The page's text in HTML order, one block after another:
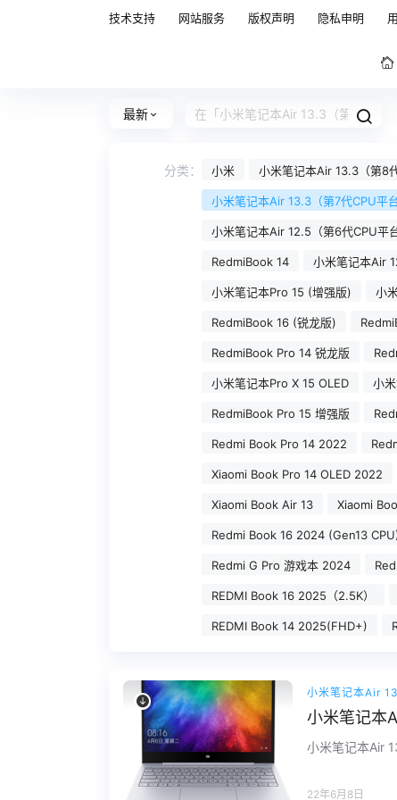
技术支持 网站服务 版权声明 隐私申明
最新
分类： 小米 小米笔记本Air 13.3（第8
小米笔记本Air 13.3（第7代CPU平
小米笔记本Air 12.5（第6代CPU平
RedmiBook 14 小米笔记本Air
小米笔记本Pro 15 (增强版) 小
RedmiBook 16 (锐龙版)
RedmiBook Pro 14 锐龙版
小米笔记本Pro X 15 OLED 小
RedmiBook Pro 15 增强版
Redmi Book Pro 14 2022
Xiaomi Book Pro 14 OLED 2022
Xiaomi Book Air 13 Xiaomi
Redmi Book 16 2024 (Gen13
Redmi G Pro 游戏本 2024
REDMI Book 16 2025（2.5K）
REDMI Book 14 2025(FHD+)
小米笔记本Air
小米笔记本
小米笔记本Air
22年6月8日